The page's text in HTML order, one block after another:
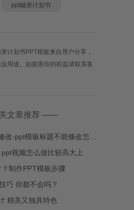
ppt融资计划书
计划书PPT模板来自用户分享，
用途。如损害你的权益请联系客
文章推荐 ——
-ppt模板标题不能修改怎么办？
视频怎么做比较高大上
制作PPT模板步骤
巧 你都不会吗？
精美又独具特色